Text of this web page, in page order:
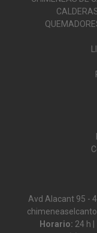
Avd Alacant 95 -
Horario: 24 h |